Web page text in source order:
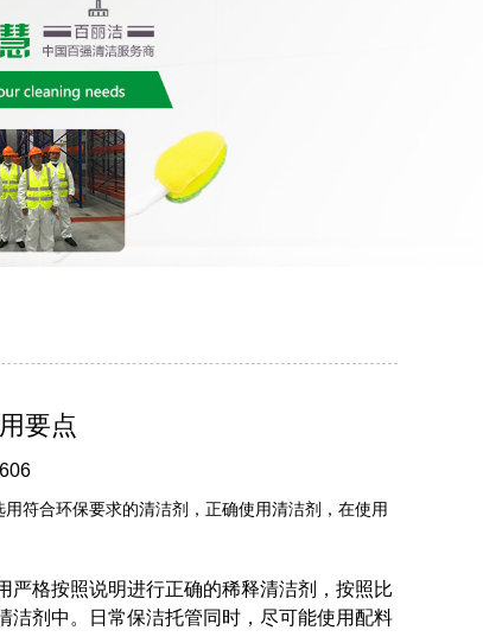
要点
符合环保要求的清洁剂，正确使用清洁剂，在使用
格按照说明进行正确的稀释清洁剂，按照比
洁剂中。日常保洁托管同时，尽可能使用配料